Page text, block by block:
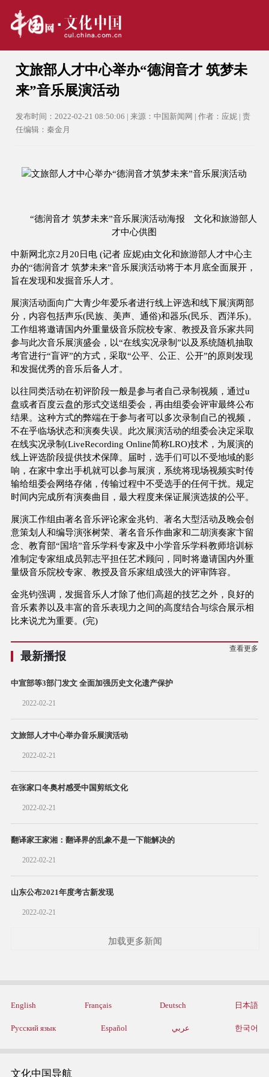
文旅部人才中心举办“德润音才 筑梦未
来”音乐展演活动
发布时间：2022-02-21 08:50:06 | 来源：中国新闻网 | 作者：应妮 | 责
任编辑：秦金月
“德润音才 筑梦未来”音乐展演活动海报 文化和旅游部人
才中心供图
中新网北京2月20日电 (记者 应妮)由文化和旅游部人才中心主
办的“德润音才 筑梦未来”音乐展演活动将于本月底全面展开，
旨在发现和发掘音乐人才。
展演活动面向广大青少年爱乐者进行线上评选和线下展演两部
分，内容包括声乐(民族、美声、通俗)和器乐(民乐、西洋乐)。
工作组将邀请国内外重量级音乐院校专家、教授及音乐家共同
参与此次音乐展演盛会，以“在线实况录制”以及系统随机抽取
考官进行“盲评”的方式，采取“公平、公正、公开”的原则发现
和发掘优秀的音乐后备人才。
以往同类活动在初评阶段一般是参与者自己录制视频，通过u
盘或者百度云盘的形式交送组委会，再由组委会评审最终公布
结果。这种方式的弊端在于参与者可以多次录制自己的视频，
不在乎临场状态和演奏失误。此次展演活动的组委会决定采取
在线实况录制(LiveRecording Online简称LRO)技术，为展演的
线上评选阶段提供技术保障。届时，选手们可以不受地域的影
响，在家中拿出手机就可以参与展演，系统将现场视频实时传
输给组委会网络存储，传输过程中不受选手的任何干扰。规定
时间内完成所有演奏曲目，最大程度来保证展演选拔的公平。
展演工作组由著名音乐评论家金兆钧、著名大型活动及晚会创
意策划人和编导演张树荣、著名音乐作曲家和二胡演奏家卞留
念、教育部“国培”音乐学科专家及中小学音乐学科教师培训标
准制定专家组成员郭志平担任艺术顾问，同时将邀请国内外重
量级音乐院校专家、教授及音乐家组成强大的评审阵容。
金兆钧强调，发掘音乐人才除了他们高超的技艺之外，良好的
音乐素养以及丰富的音乐表现力之间的高度结合与综合展示相
比来说尤为重要。(完)
最新播报
查看更多
中宣部等3部门发文 全面加强历史文化遗产保护
2022-02-21
文旅部人才中心举办音乐展演活动
2022-02-21
在张家口冬奥村感受中国剪纸文化
2022-02-21
翻译家王家湘：翻译界的乱象不是一下能解决的
2022-02-21
山东公布2021年度考古新发现
2022-02-21
加载更多新闻
English Français Deutsch 日本語
Русский язык Español عربي 한국어
文化中国导航